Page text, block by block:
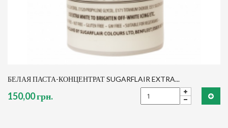
БЕЛАЯ ПАСТА-КОНЦЕНТРАТ SUGARFLAIR EXTRA...
150,00 грн.